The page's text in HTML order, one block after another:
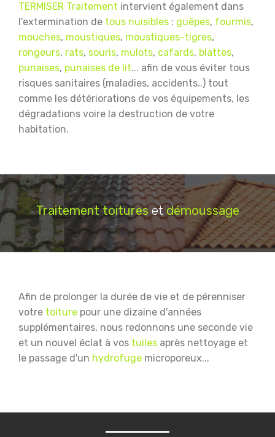
TERMISER Traitement intervient également dans
l'extermination de tous nuisibles : guêpes, fourmis,
mouches, moustiques, moustiques-tigres,
rongeurs, rats, souris, mulots, cafards, blattes,
punaises, punaises de lit... afin de vous éviter tous
risques sanitaires (maladies, accidents..) tout
comme les détériorations de vos équipements, les
dégradations voire la destruction de votre
habitation.
Traitement toitureset démoussage
Afin de prolonger la durée de vie et de pérenniser
votre toiture pour une dizaine d'années
supplémentaires, nous redonnons une seconde vie
et un nouvel éclat à vos tuiles après nettoyage et
le passage d'un hydrofuge microporeux...